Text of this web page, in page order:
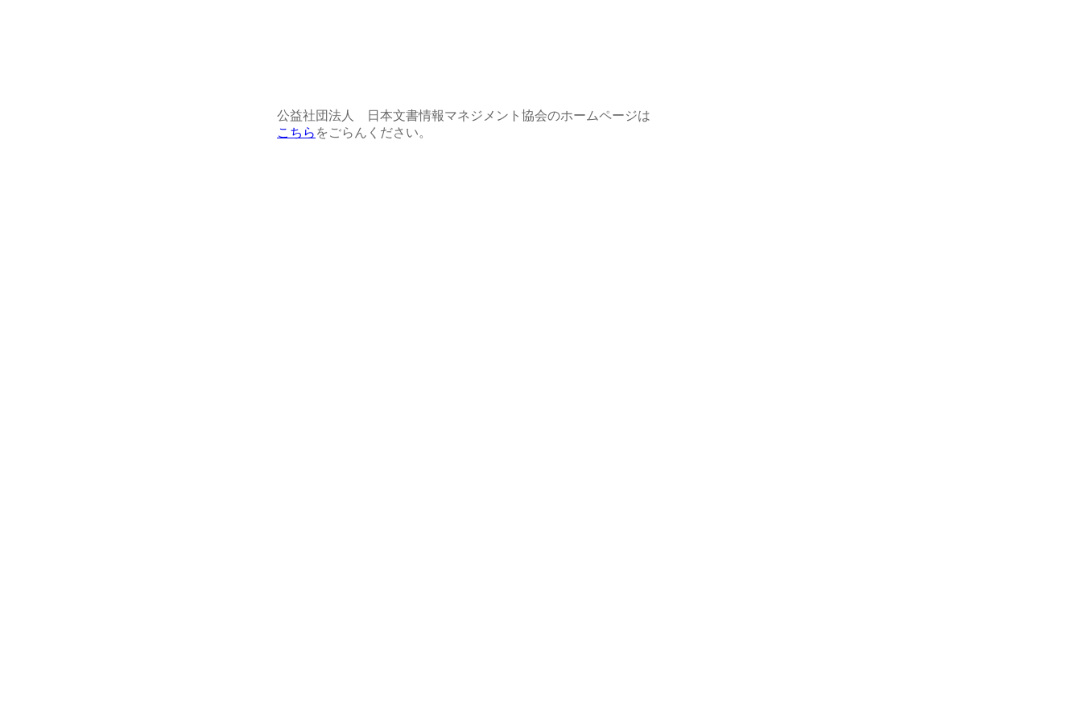
公益社団法人 日本文書情報マネジメント協会のホームページは
こちら をごらんください。